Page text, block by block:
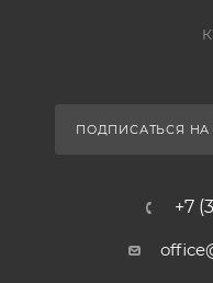
ПОДПИСАТЬСЯ
+7